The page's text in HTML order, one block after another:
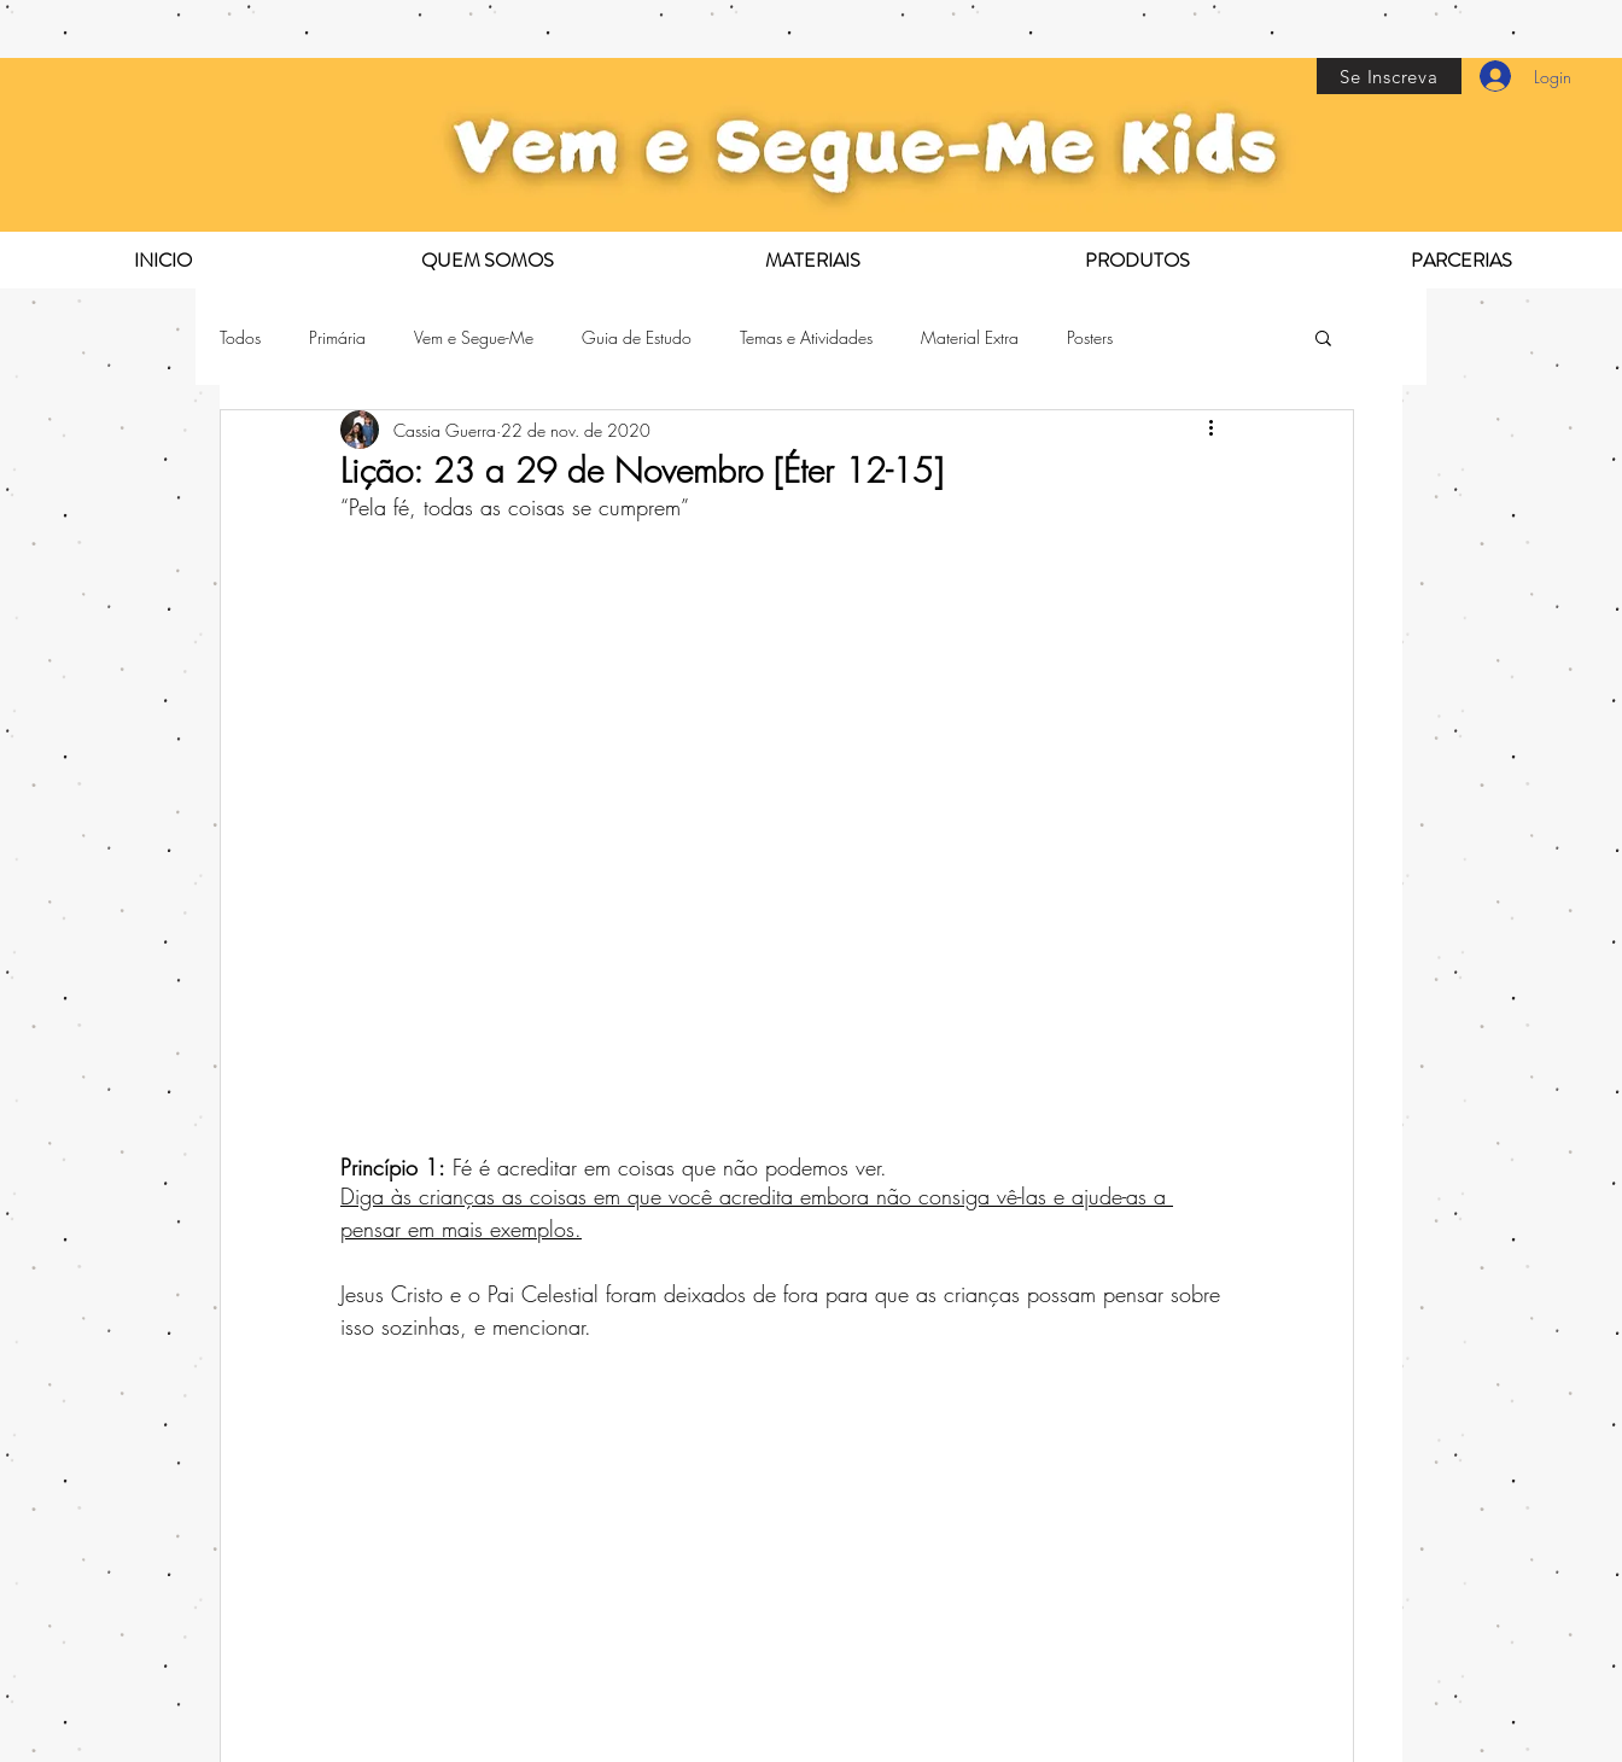
Se Inscreva Login
INICIO QUEM SOMOS MATERIAIS PRODUTOS PARCERIAS
Todos Primária Vem e Segue-Me Guia de Estudo Temas e Atividades Material Extra Posters
Lição: 23 a 29 de Novembro [Éter 12-15]
Cassia Guerra 22 de nov. de 2020
“Pela fé, todas as coisas se cumprem”
Princípio 1: Fé é acreditar em coisas que não podemos ver.
Diga às crianças as coisas em que você acredita embora não consiga vê-las e ajude-as a
pensar em mais exemplos.
Jesus Cristo e o Pai Celestial foram deixados de fora para que as crianças possam pensar sobre
isso sozinhas, e mencionar.